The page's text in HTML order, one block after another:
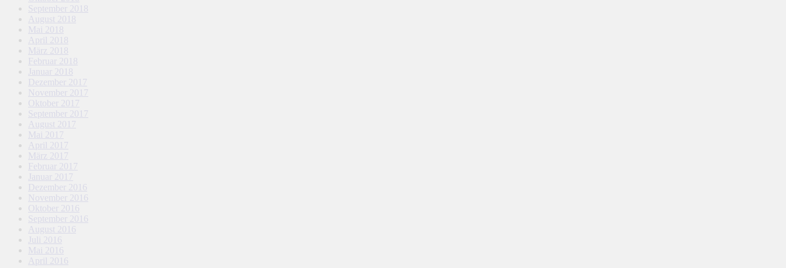
September 2018
August 2018
Mai 2018
April 2018
März 2018
Februar 2018
Januar 2018
Dezember 2017
November 2017
Oktober 2017
September 2017
August 2017
Mai 2017
April 2017
März 2017
Februar 2017
Januar 2017
Dezember 2016
November 2016
Oktober 2016
September 2016
August 2016
Juli 2016
Mai 2016
April 2016